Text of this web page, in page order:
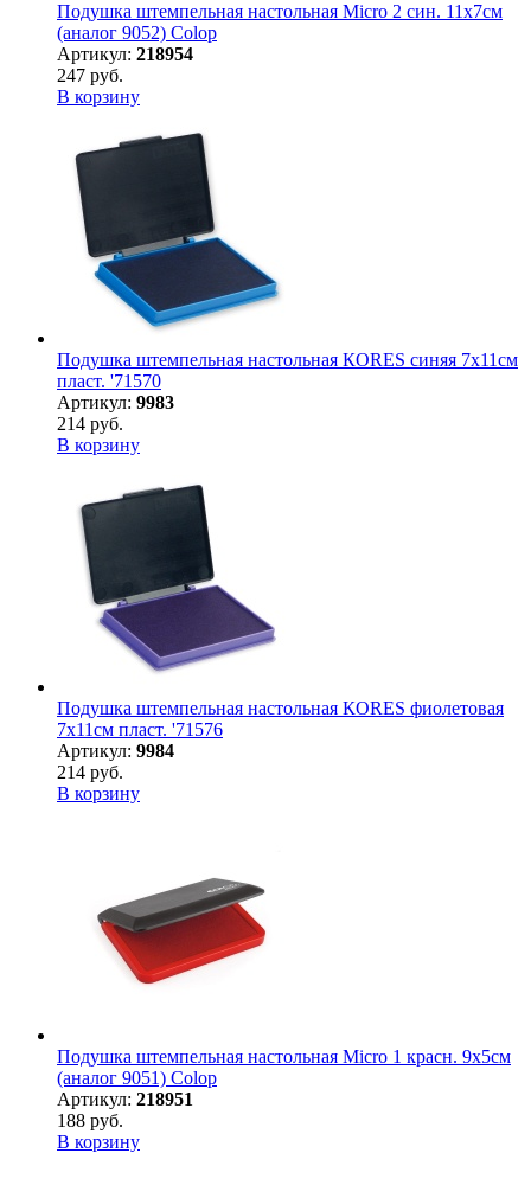
Подушка штемпельная настольная Micro 2 син. 11х7см
(аналог 9052) Colop
Артикул: 218954
247 руб.
В корзину
Подушка штемпельная настольная КORES синяя 7х11см
пласт. '71570
Артикул: 9983
214 руб.
В корзину
Подушка штемпельная настольная КORES фиолетовая
7х11см пласт. '71576
Артикул: 9984
214 руб.
В корзину
Подушка штемпельная настольная Micro 1 красн. 9х5см
(аналог 9051) Colop
Артикул: 218951
188 руб.
В корзину